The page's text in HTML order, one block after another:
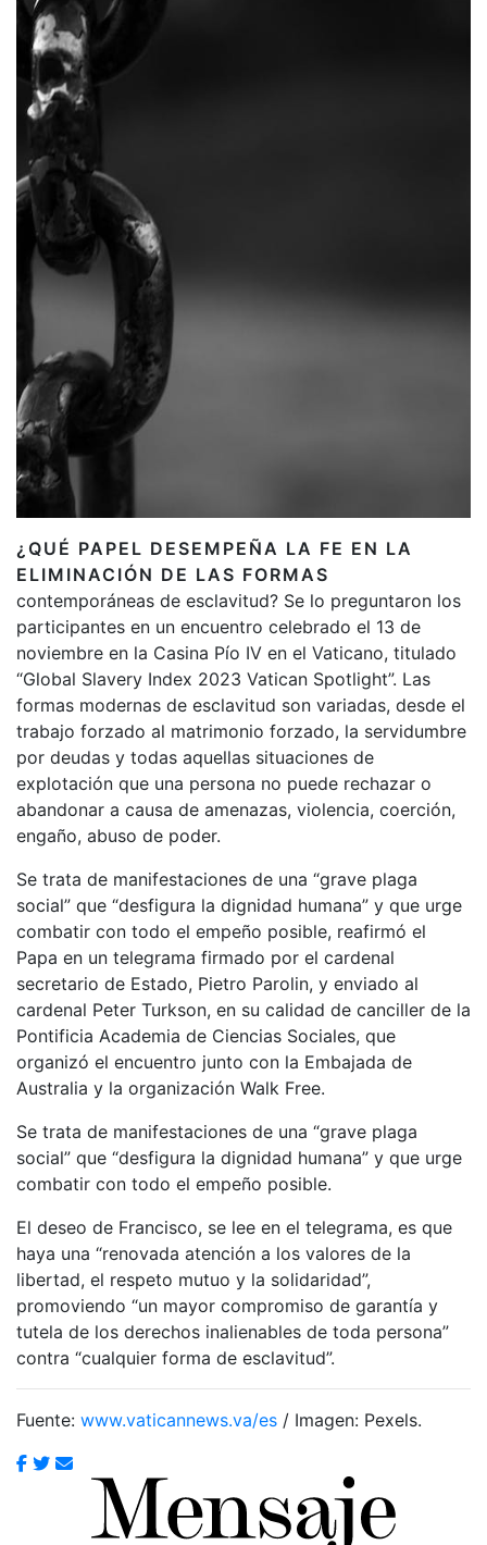
¿QUÉ PAPEL DESEMPEÑA LA FE EN LA
ELIMINACIÓN DE LAS FORMAS
contemporáneas de esclavitud? Se lo preguntaron los
participantes en un encuentro celebrado el 13 de
noviembre en la Casina Pío IV en el Vaticano, titulado
“Global Slavery Index 2023 Vatican Spotlight”. Las
formas modernas de esclavitud son variadas, desde el
trabajo forzado al matrimonio forzado, la servidumbre
por deudas y todas aquellas situaciones de
explotación que una persona no puede rechazar o
abandonar a causa de amenazas, violencia, coerción,
engaño, abuso de poder.
Se trata de manifestaciones de una “grave plaga
social” que “desfigura la dignidad humana” y que urge
combatir con todo el empeño posible, reafirmó el
Papa en un telegrama firmado por el cardenal
secretario de Estado, Pietro Parolin, y enviado al
cardenal Peter Turkson, en su calidad de canciller de la
Pontificia Academia de Ciencias Sociales, que
organizó el encuentro junto con la Embajada de
Australia y la organización Walk Free.
Se trata de manifestaciones de una “grave plaga
social” que “desfigura la dignidad humana” y que urge
combatir con todo el empeño posible.
El deseo de Francisco, se lee en el telegrama, es que
haya una “renovada atención a los valores de la
libertad, el respeto mutuo y la solidaridad”,
promoviendo “un mayor compromiso de garantía y
tutela de los derechos inalienables de toda persona”
contra “cualquier forma de esclavitud”.
Fuente: www.vaticannews.va/es / Imagen: Pexels.